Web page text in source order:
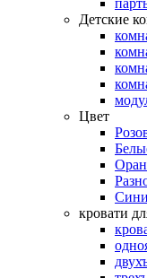
Детские
Цвет
кровати